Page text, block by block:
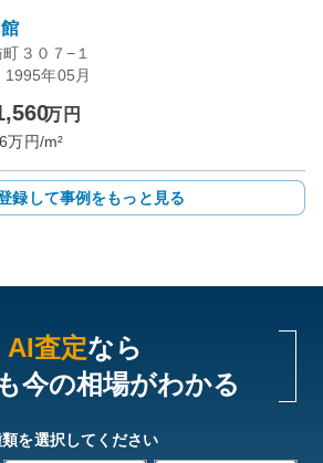
３０７−１
年05月
万円
万円/m²
録して事例をもっと見る
AI査定なら
今の相場がわかる
を選択してください